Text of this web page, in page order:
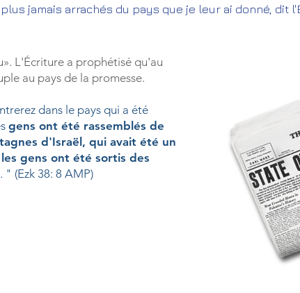
jamais arrachés du pays que je leur ai donné, dit
L'Écriture a prophétisé qu'au
au pays de la promesse.
dans le pays qui a été
gens ont été rassemblés de
d'Israël, qui avait été un
gens ont été sortis des
" (Ezk 38: 8 AMP)